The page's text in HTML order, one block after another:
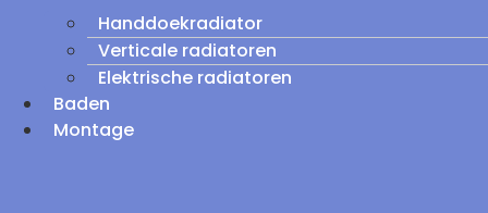
Handdoekradiator
Verticale radiatoren
Elektrische radiatoren
Baden
Montage